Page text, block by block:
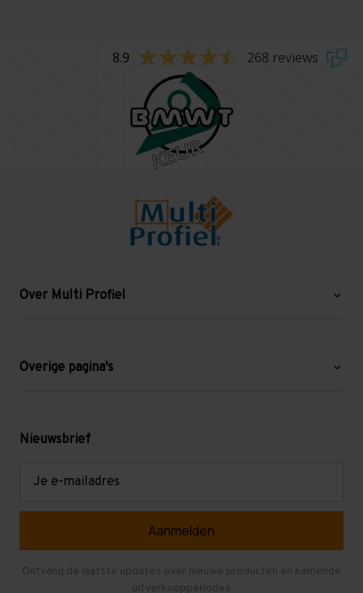
8.9 268 reviews
Over Multi Profiel
Blog
Levering en afhalen
Overige pagina's
Mezzanine
Gebruikte entresolvloeren
Nieuwsbrief
Ontvang de laatste updates over nieuwe producten en komende
uitverkoopperiodes